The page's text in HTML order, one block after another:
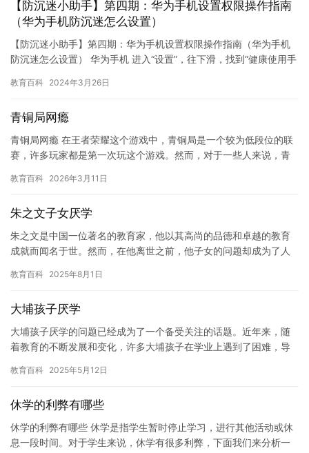
【防沉迷小助手】第四期：华为手机设置权限操作指南
（华为手机防沉迷怎么设置）
【防沉迷小助手】第四期：华为手机设置权限操作指南（华为手机
防沉迷怎么设置） 华为手机 进入“设置”，往下滑，找到“健康使用手
教育百科 2024年3月26日
青铜局网瘾
青铜局网瘾 在王者荣耀这个游戏中，青铜局是一个较为低段位的联
赛，许多玩家都是第一次玩这个游戏。然而，对于一些人来说，青
地…
教育百科 2026年3月11日
朱之文子女厌学
朱之文是中国一位著名的教育家，他以其高尚的品德和卓越的教育
成就而闻名于世。然而，在他离世之前，他子女的问题却成为了人
意门…
教育百科 2025年8月1日
大埔孩子厌学
大埔孩子厌学的问题已经成为了一个备受关注的话题。近年来，随
着教育的不断发展和变化，许多大埔孩子在学业上遇到了困难，导
艰辛…
教育百科 2025年5月12日
休学的利弊有哪些
休学的利弊有哪些 休学是指学生暂时停止学习，进行其他活动或休
息一段时间。对于学生来说，休学有很多利弊，下面我们来分析一